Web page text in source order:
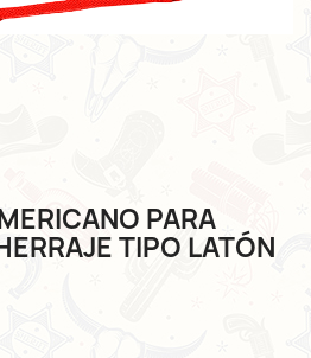
PARA
TIPO LATÓN